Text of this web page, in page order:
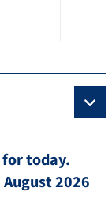
today.
2026